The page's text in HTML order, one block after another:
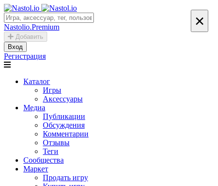
Nastolio.Premium
Добавить
Вход
Регистрация
Каталог
Игры
Аксессуары
Медиа
Публикации
Обсуждения
Комментарии
Отзывы
Теги
Сообщества
Маркет
Продать игру
×